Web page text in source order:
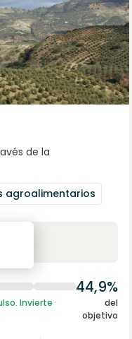
de la
agroalimentarios
44,9%
Invierte
del
objetivo